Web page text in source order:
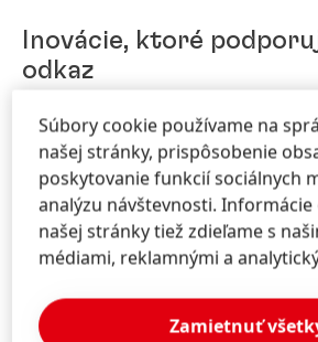
Inovácie, ktoré
odkaz
Spolupráca spoločnosti Henkel pri
Sagrada Família ukazuje, ako
inžinierstvo harmonicky
sa začal pred viac než 140 rokmi,
zachováva Gaudího pôvodná vízia,
umožňujú najnovšie pokročilé
150 rokov inovácií
Súbory cookie používame na
našej stránky, prispôsobenie
poskytovanie funkcií sociálnych
analýzu návštevnosti.
našej stránky tiež zdieľame s
médiami, reklamnými a
Zamietnuť